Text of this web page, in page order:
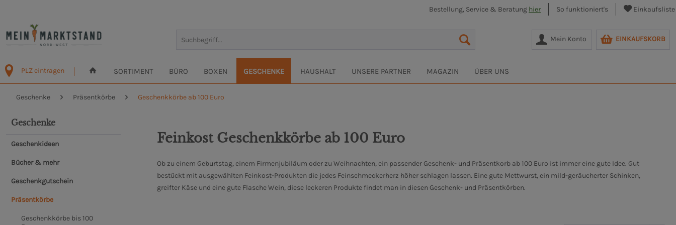
Bestellung, Service & Beratung hier So funktioniert's Einkaufsliste
Mein Konto EINKAUFSKORB
PLZ eintragen SORTIMENT BÜRO BOXEN GESCHENKE HAUSHALT UNSERE PARTNER MAGAZIN ÜBER UNS
Geschenke Präsentkörbe Geschenkkörbe ab 100 Euro
Geschenke
Geschenkideen
Bücher & mehr
Geschenkgutschein
Präsentkörbe
Geschenkkörbe bis 100
Feinkost Geschenkkörbe ab 100 Euro
Ob zu einem Geburtstag, einem Firmenjubiläum oder zu Weihnachten, ein passender Geschenk- und Präsentkorb ab 100 Euro ist immer eine gute Idee. Gut
bestückt mit ausgewählten Feinkost-Produkten die jedes Feinschmeckerherz höher schlagen lassen. Eine gute Mettwurst, ein mild-geräucherter Schinken,
greifter Käse und eine gute Flasche Wein, diese leckeren Produkte findet man in diesen Geschenk- und Präsentkörben.